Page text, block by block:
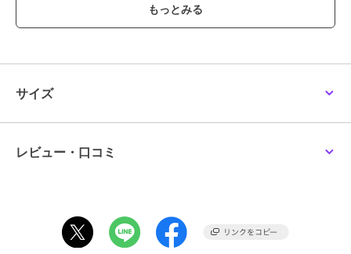
ウエスト回りに入れたタックが程よいボリューム感を出し、裾口にか
けて細くなっていきます。
いつもと違ったｂ.+Aのコーディネートを楽しめます♪
お色はツイル生地グレンチェック柄のチャコールグレー・ブラックデ
スタイリスト 金子綾
サイズ
レビュー・口コミ